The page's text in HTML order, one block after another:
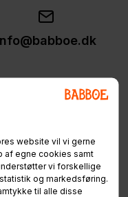
website vil vi gerne
af egne cookies samt
vi forskellige
og markedsføring.
til alle disse